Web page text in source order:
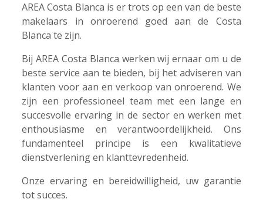
AREA Costa Blanca is er trots op een van de beste
makelaars in onroerend goed aan de Costa
Blanca te zijn.
Bij AREA Costa Blanca werken wij ernaar om u de
beste service aan te bieden, bij het adviseren van
klanten voor aan en verkoop van onroerend. We
zijn een professioneel team met een lange en
succesvolle ervaring in de sector en werken met
enthousiasme en verantwoordelijkheid. Ons
fundamenteel principe is een kwalitatieve
dienstverlening en klanttevredenheid.
Onze ervaring en bereidwilligheid, uw garantie
tot succes.